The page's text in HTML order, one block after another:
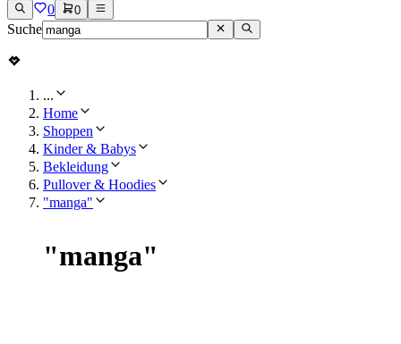
0 0
Suche
...
Home
Shoppen
Kinder & Babys
Bekleidung
Pullover & Hoodies
"manga"
"manga"